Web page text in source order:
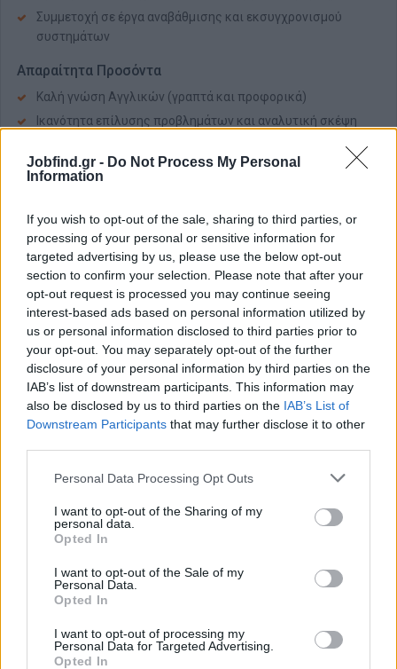
Jobfind.gr - Do Not Process My Personal
Information
If you wish to opt-out of the sale, sharing to third parties, or
processing of your personal or sensitive information for
targeted advertising by us, please use the below opt-out
section to confirm your selection. Please note that after your
opt-out request is processed you may continue seeing
interest-based ads based on personal information utilized by
us or personal information disclosed to third parties prior to
your opt-out. You may separately opt-out of the further
disclosure of your personal information by third parties on the
IAB’s list of downstream participants. This information may
also be disclosed by us to third parties on the IAB’s List of
Downstream Participants that may further disclose it to other
Personal Data Processing Opt Outs
I want to opt-out of the Sharing of my
personal data.
Opted In
I want to opt-out of the Sale of my
Personal Data.
Opted In
I want to opt-out of processing my
Personal Data for Targeted Advertising.
Opted In
Συμμετοχή σε έργα αναβάθμισης και εκσυγχρονισμού
συστημάτων
Απαραίτητα Προσόντα
Καλή γνώση Αγγλικών (γραπτά και προφορικά)
Ικανότητα επίλυσης προβλημάτων και αναλυτική σκέψη
Δυνατότητα εργασίας σε καθεστώς 3 βαρδιών
Εμπειρία ή γνώση σε συστήματα WMS (Warehouse
Management Systems)
Εξοικείωση με τεχνολογίες AGV (Automated Guided
Vehicles) ή VNA συστήματα αποθήκευσης
Προϋπηρεσία σε βιομηχανικό ή αποθηκευτικό περιβάλλον
Παροχές
Η Εταιρεία Προσφέρει:
Ανταγωνιστικό πακέτο αποδοχών
Σταθερό, φιλικό και σύγχρονο εργασιακό περιβάλλον
Ευκαιρίες εξέλιξης σε έναν ταχέως αναπτυσσόμενο
οργανισμό
αυτοματοποίησης
Σύμβαση αορίστου χρόνου, μισθωτοί
Κάλυψη της μεταφοράς από και προς το εργοστάσιο με
μέσα της εταιρίας